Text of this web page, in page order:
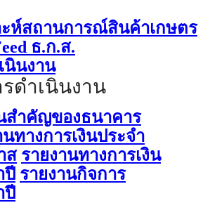
ะห์สถานการณ์สินค้าเกษตร
ธ.ก.ส.
นินงาน
ดำเนินงาน
สำคัญของธนาคาร
นทางการเงินประจำ
ส รายงานทางการเงิน
ปี รายงานกิจการ
ปี